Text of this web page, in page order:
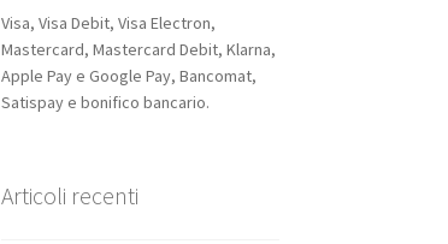
Visa, Visa Debit, Visa Electron,
Mastercard, Mastercard Debit, Klarna,
Apple Pay e Google Pay, Bancomat,
Satispay e bonifico bancario.
Articoli recenti